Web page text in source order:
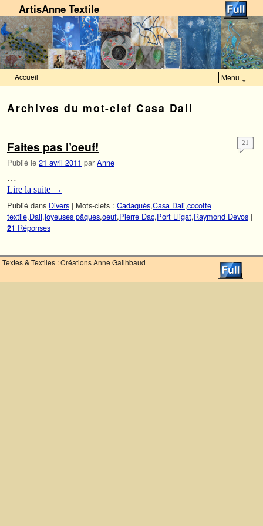
ArtisAnne Textile
Accueil Menu ↓
Archives du mot-clef Casa Dali
Faites pas l’oeuf!
Publié le 21 avril 2011 par Anne
21
…
Lire la suite →
Publié dans Divers | Mots-clefs : Cadaquès,Casa Dali,cocotte
textile,Dali,joyeuses pâques,oeuf,Pierre Dac,Port Lligat,Raymond Devos |
21 Réponses
Textes & Textiles : Créations Anne Gailhbaud